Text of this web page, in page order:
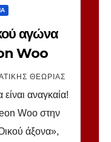
αγώνα
Woo
ΘΕΩΡΊΑΣ
αναγκαία!
Woo στην
άξονα»,